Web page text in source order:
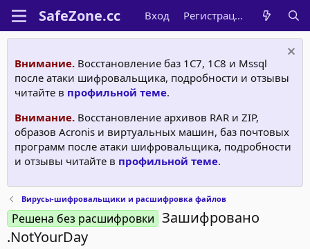
Вход Регистрация
Внимание. Восстановление баз 1С7, 1C8 и Mssql
после атаки шифровальщика, подробности и отзывы
читайте в профильной теме.
Внимание. Восстановление архивов RAR и ZIP,
образов Acronis и виртуальных машин, баз почтовых
программ после атаки шифровальщика, подробности
и отзывы читайте в профильной теме.
Вирусы-шифровальщики и расшифровка файлов
Решена без расшифровки Зашифровано
.NotYourDay